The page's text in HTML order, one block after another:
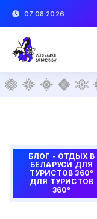
07.08.2026
БЛОГ - ОТДЫХ В
БЕЛАРУСИ ДЛЯ
ТУРИСТОВ 360°
ДЛЯ ТУРИСТОВ
360°